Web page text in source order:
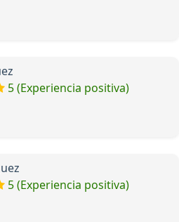
5 (Experiencia positiva)
5 (Experiencia positiva)